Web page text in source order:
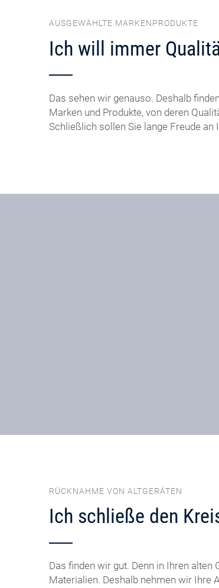
AUSGEWÄHLTE MARKENPRODUKTE
Ich will immer
Das sehen wir genauso. Deshalb
Marken und Produkte, von deren
Schließlich sollen Sie lange Freude an
RÜCKNAHME VON ALTGERÄTEN
Ich schließe den
Das finden wir gut. Denn in Ihren alten
Materialien. Deshalb nehmen wir Ihre